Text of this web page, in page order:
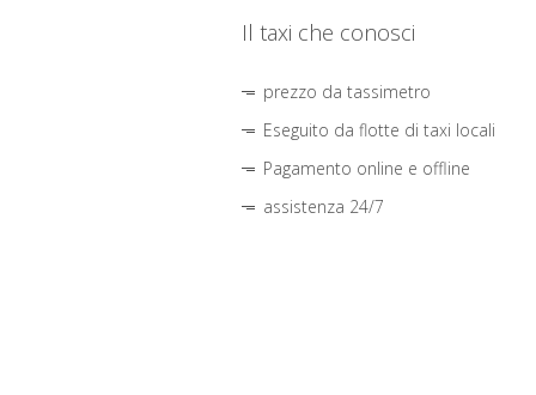
Il taxi che conosci
prezzo da tassimetro
Eseguito da flotte di taxi locali
Pagamento online e offline
assistenza 24/7